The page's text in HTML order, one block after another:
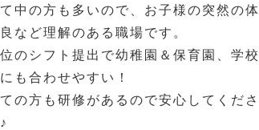
中の方も多いので、お子様の突然の体
など理解のある職場です。
のシフト提出で幼稚園＆保育園、学校
も合わせやすい！
の方も研修があるので安心してくださ